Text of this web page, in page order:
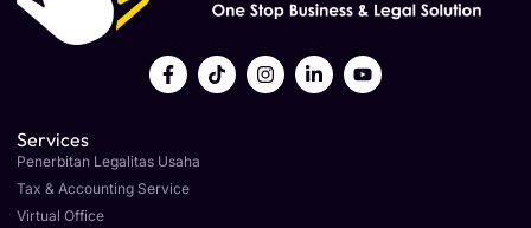
Services
Penerbitan Legalitas Usaha
Tax & Accounting Service
Virtual Office